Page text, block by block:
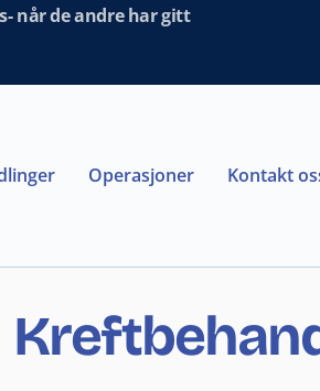
når de andre har gitt
Operasjoner Kontakt